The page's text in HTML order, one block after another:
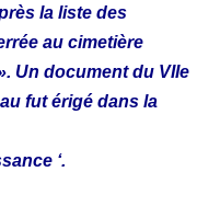
la liste des
au cimetière
Un document du VIIe
fut érigé dans la
‘.